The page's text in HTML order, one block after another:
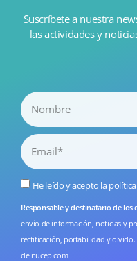
Suscríbete a nuestra
las actividades y
He leído y acepto la
Responsable y destinatario de los
envío de información, noticias y
rectificación, portabilidad y olvido.
de nucep.com